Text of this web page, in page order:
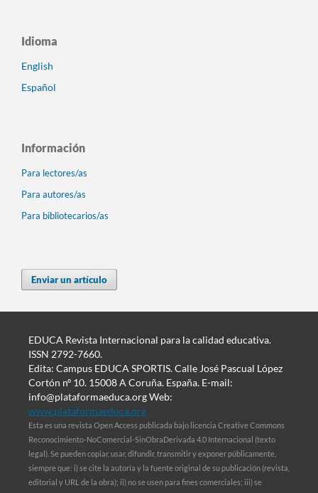
Idioma
English
Español
Información
Para lectores/as
Para autores/as
Para bibliotecarios/as
Enviar un artículo
EDUCA Revista Internacional para la calidad educativa.
ISSN 2792-7660.
Edita: Campus EDUCA SPORTIS. Calle José Pascual López
Cortón nº 10. 15008 A Coruña. España. E-mail:
info@plataformaeduca.org Web:
www.plataformaeduca.org
Esta es una revista Open Access publicada bajo licencia Creative Commons
Reconocimiento-NoComercial-SinObraDerivada 4.0 Internacional (texto
legal). Se pueden copiar, usar, difundir, transmitir y exponer públicamente,
siempre que: i) se cite la autoría y la fuente original de su publicación (revista,
editorial y URL de la obra); ii) no se usen para fines comerciales; iii) se